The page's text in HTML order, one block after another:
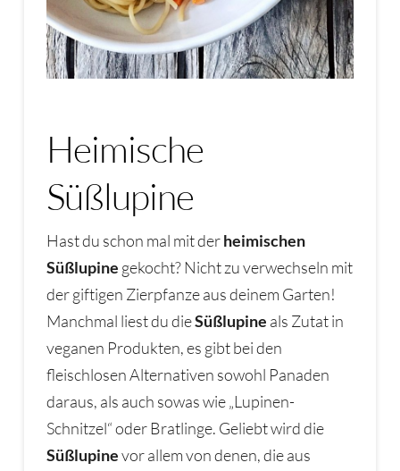
Heimische
Süßlupine
Hast du schon mal mit derheimischen
Süßlupine gekocht? Nicht zu verwechseln mit
der giftigen Zierpfanze aus deinem Garten!
Manchmal liest du dieSüßlupine als Zutat in
veganen Produkten, es gibt bei den
fleischlosen Alternativen sowohl Panaden
daraus, als auch sowas wie „Lupinen-
Schnitzel“ oder Bratlinge. Geliebt wird die
Süßlupinevor allem von denen, die aus